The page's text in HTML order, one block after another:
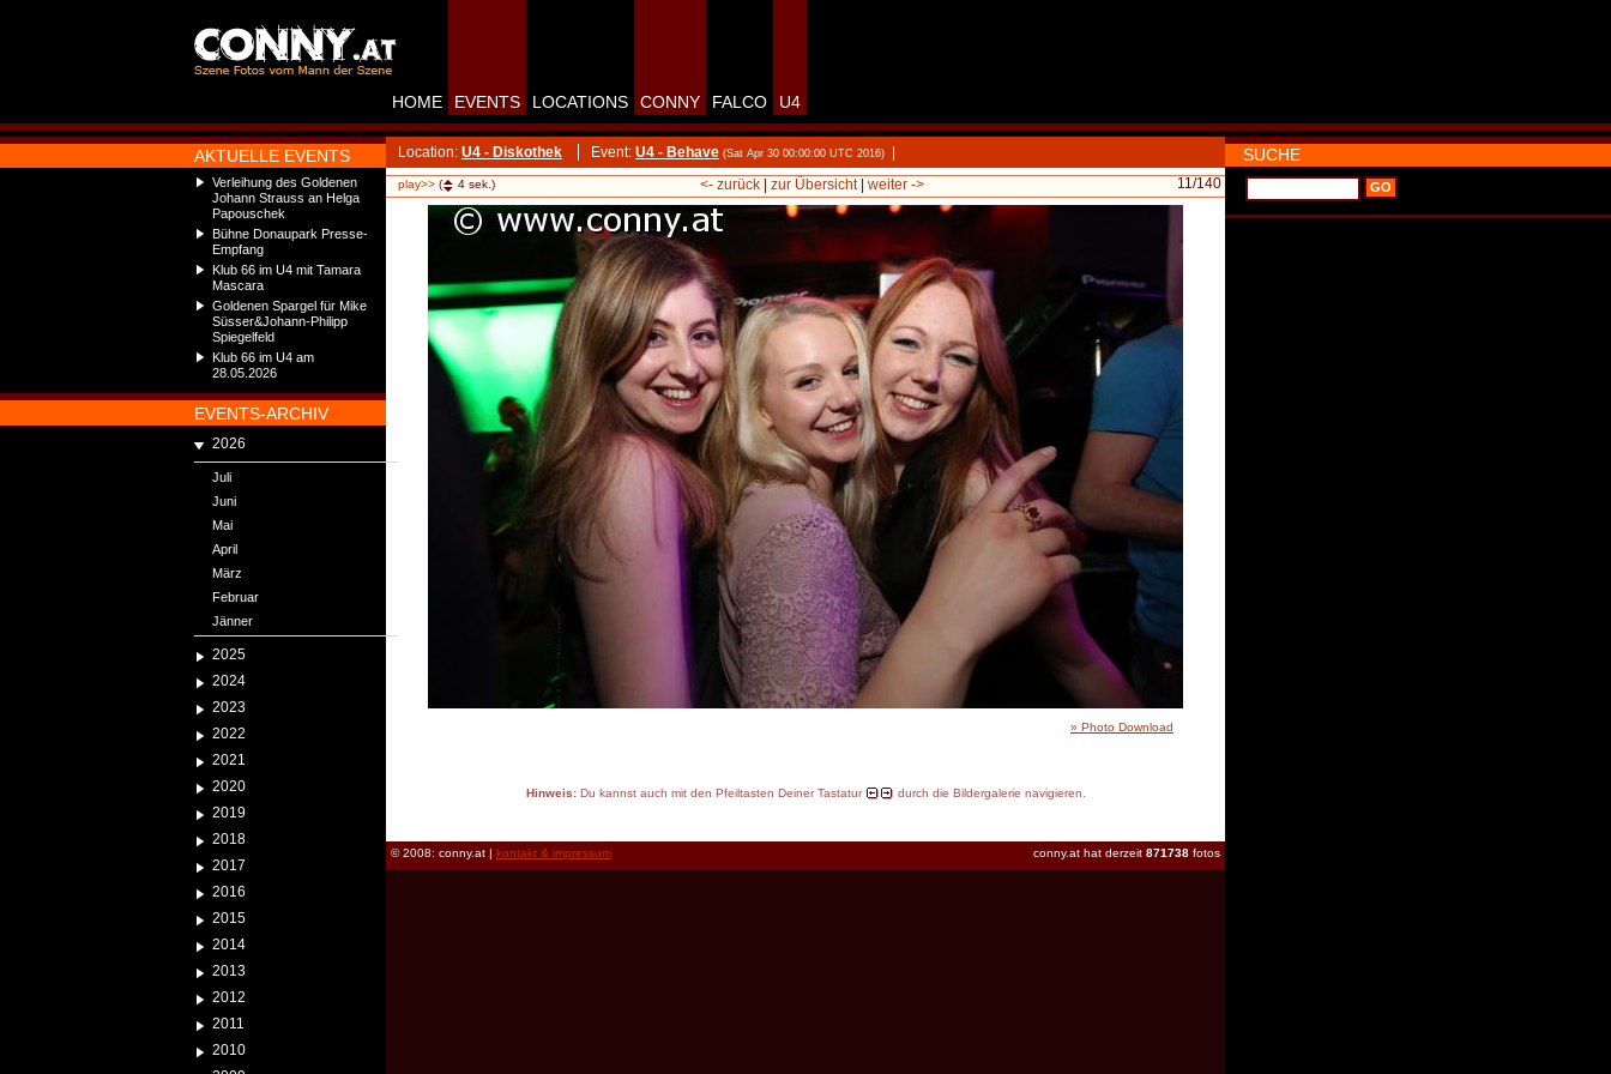
AKTUELLE EVENTS
Verleihung des Goldenen
Johann Strauss an Helga
Papouschek
Bühne Donaupark Presse-
Empfang
Klub 66 im U4 mit Tamara
Mascara
Goldenen Spargel für Mike
Süsser&Johann-Philipp
Spiegelfeld
Klub 66 im U4 am
28.05.2026
EVENTS-ARCHIV
2026
Juli
Juni
Mai
April
März
Februar
Jänner
2025
2024
2023
2022
2021
2020
2019
2018
2017
2016
2015
2014
2013
2012
2011
2010
HOME EVENTS LOCATIONS CONNY FALCO U4
Location: U4 - Diskothek Event: U4 - Behave (Sat Apr 30 00:00:00 UTC 2016)
play>> ( 4 sek.) 11/140
<- zurück| zur Übersicht| weiter ->
» Photo Download
Hinweis:Du kannst auch mit den Pfeiltasten Deiner Tastatur durch die Bildergalerie navigieren.
conny.at hat derzeit 871738 fotos
© 2008: conny.at | kontakt & impressum
SUCHE